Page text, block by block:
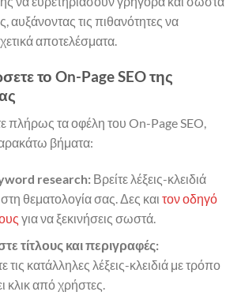
αυξάνοντας τις πιθανότητες να
αποτελέσματα.
το On-Page SEO της
πλήρως τα οφέλη του On-Page SEO,
βήματα:
research:Βρείτε λέξεις-κλειδιά
θεματολογία σας. Δες και τον οδηγό
για να ξεκινήσεις σωστά.
τίτλους και περιγραφές:
κατάλληλες λέξεις-κλειδιά με τρόπο
κλικ από χρήστες.